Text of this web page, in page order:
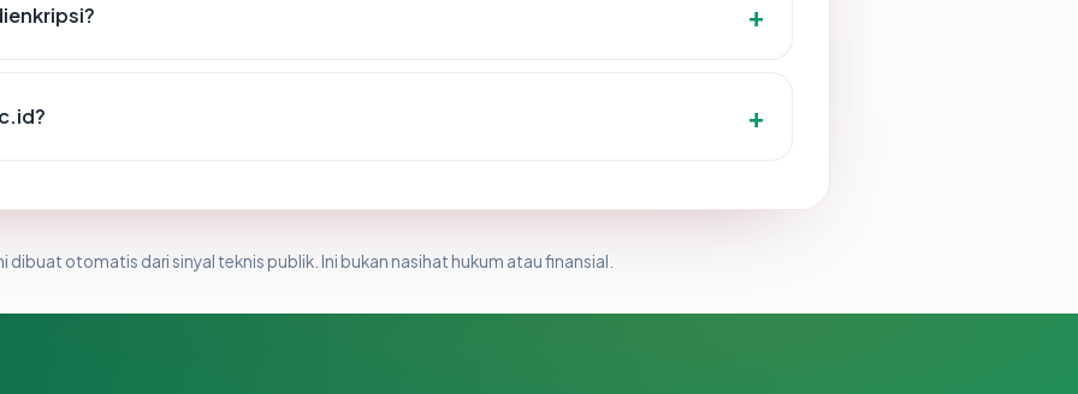
dibuat otomatis dari sinyal teknis publik. Ini bukan nasihat hukum atau finansial.